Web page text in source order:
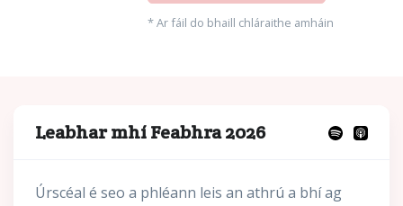
* Ar fáil do bhaill chláraithe amháin
Leabhar mhí Feabhra 2026
Úrscéal é seo a phléann leis an athrú a bhí ag